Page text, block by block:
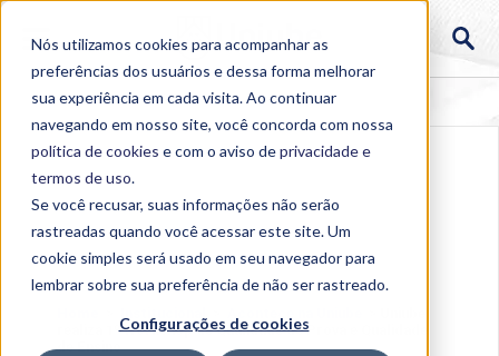
Nós utilizamos cookies para acompanhar as
preferências dos usuários e dessa forma melhorar
sua experiência em cada visita. Ao continuar
navegando em nosso site, você concorda com nossa
política de cookies e com o aviso deprivacidade e
termos de uso.
Se você recusar, suas informações não serão
rastreadas quando você acessar este site. Um
cookie simples será usado em seu navegador para
lembrar sobre sua preferência de não ser rastreado.
Configurações de cookies
realiza 1º Workshop de Qualidade de Prova e Qualidade
de Ensino